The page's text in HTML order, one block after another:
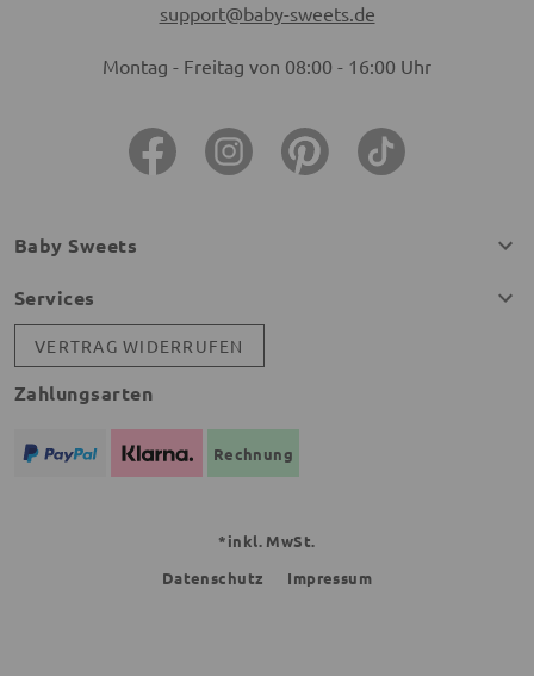
support@baby-sweets.de
Montag - Freitag von 08:00 - 16:00 Uhr
Baby Sweets
Services
VERTRAG WIDERRUFEN
Zahlungsarten
Rechnung
*inkl. MwSt.
Datenschutz
Impressum